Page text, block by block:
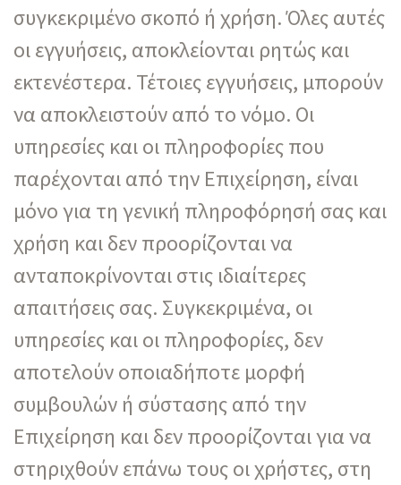
συγκεκριμένο σκοπό ή χρήση. Όλες αυτές
οι εγγυήσεις, αποκλείονται ρητώς και
εκτενέστερα. Τέτοιες εγγυήσεις, μπορούν
να αποκλειστούν από το νόμο. Οι
υπηρεσίες και οι πληροφορίες που
παρέχονται από την Επιχείρηση, είναι
μόνο για τη γενική πληροφόρησή σας και
χρήση και δεν προορίζονται να
ανταποκρίνονται στις ιδιαίτερες
απαιτήσεις σας. Συγκεκριμένα, οι
υπηρεσίες και οι πληροφορίες, δεν
αποτελούν οποιαδήποτε μορφή
συμβουλών ή σύστασης από την
Επιχείρηση και δεν προορίζονται για να
στηριχθούν επάνω τους οι χρήστες, στη